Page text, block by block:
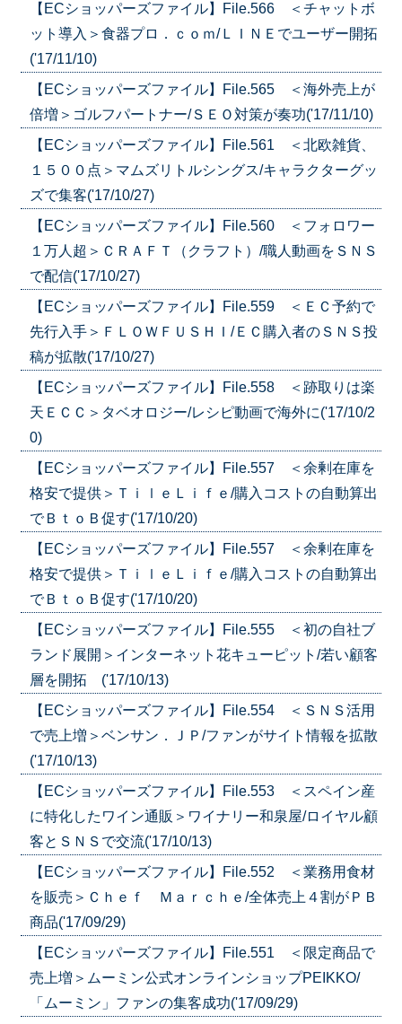
【ECショッパーズファイル】File.566 ＜チャットボ
ット導入＞食器プロ．ｃｏｍ/ＬＩＮＥでユーザー開拓
('17/11/10)
【ECショッパーズファイル】File.565 ＜海外売上が
倍増＞ゴルフパートナー/ＳＥＯ対策が奏功('17/11/10)
【ECショッパーズファイル】File.561 ＜北欧雑貨、
１５００点＞マムズリトルシングス/キャラクターグッ
ズで集客('17/10/27)
【ECショッパーズファイル】File.560 ＜フォロワー
１万人超＞ＣＲＡＦＴ（クラフト）/職人動画をＳＮＳ
で配信('17/10/27)
【ECショッパーズファイル】File.559 ＜ＥＣ予約で
先行入手＞ＦＬＯＷＦＵＳＨＩ/ＥＣ購入者のＳＮＳ投
稿が拡散('17/10/27)
【ECショッパーズファイル】File.558 ＜跡取りは楽
天ＥＣＣ＞タベオロジー/レシピ動画で海外に('17/10/2
0)
【ECショッパーズファイル】File.557 ＜余剰在庫を
格安で提供＞ＴｉｌｅＬｉｆｅ/購入コストの自動算出
でＢｔｏＢ促す('17/10/20)
【ECショッパーズファイル】File.557 ＜余剰在庫を
格安で提供＞ＴｉｌｅＬｉｆｅ/購入コストの自動算出
でＢｔｏＢ促す('17/10/20)
【ECショッパーズファイル】File.555 ＜初の自社ブ
ランド展開＞インターネット花キューピット/若い顧客
層を開拓 ('17/10/13)
【ECショッパーズファイル】File.554 ＜ＳＮＳ活用
で売上増＞ベンサン．ＪＰ/ファンがサイト情報を拡散
('17/10/13)
【ECショッパーズファイル】File.553 ＜スペイン産
に特化したワイン通販＞ワイナリー和泉屋/ロイヤル顧
客とＳＮＳで交流('17/10/13)
【ECショッパーズファイル】File.552 ＜業務用食材
を販売＞Ｃｈｅｆ Ｍａｒｃｈｅ/全体売上４割がＰＢ
商品('17/09/29)
【ECショッパーズファイル】File.551 ＜限定商品で
売上増＞ムーミン公式オンラインショップPEIKKO/
「ムーミン」ファンの集客成功('17/09/29)